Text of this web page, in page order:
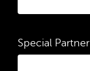
Special Partner